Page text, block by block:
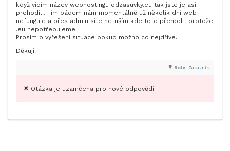
když vidím název webhostingu odzasuvky.eu tak jste je asi
prohodili. Tím pádem nám momentálně už několik dní web
nefunguje a přes admin site netuším kde toto přehodit protože
.eu nepotřebujeme.
Prosím o vyřešení situace pokud možno co nejdříve.
Děkuji
Role: Zákazník
Otázka je uzamčena pro nové odpovědi.